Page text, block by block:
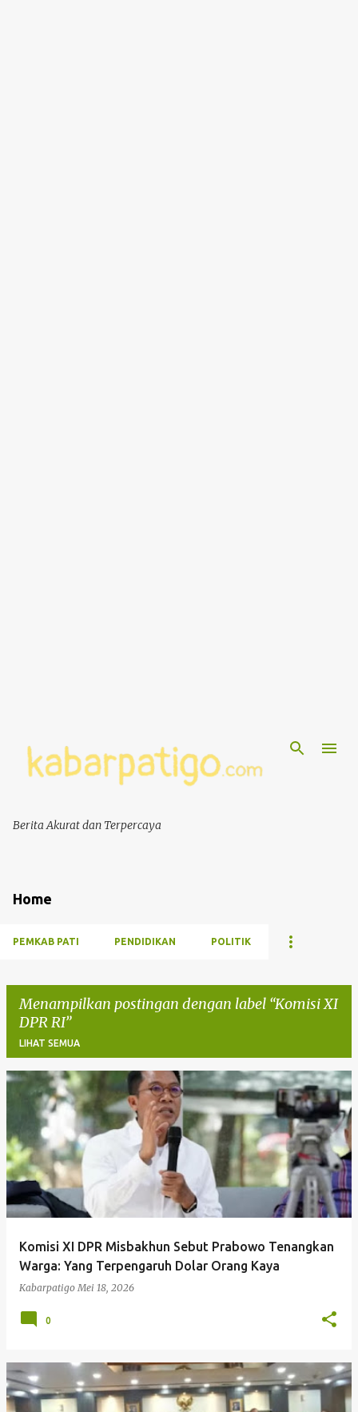
Berita Akurat dan Terpercaya
Home
PEMKAB PATI PENDIDIKAN POLITIK
Menampilkan postingan dengan label Komisi XI
DPR RI
LIHAT SEMUA
s
t
n
Komisi XI DPR Misbakhun Sebut Prabowo Tenangkan
Warga: Yang Terpengaruh Dolar Orang Kaya
Kabarpatigo Mei 18, 2026
0